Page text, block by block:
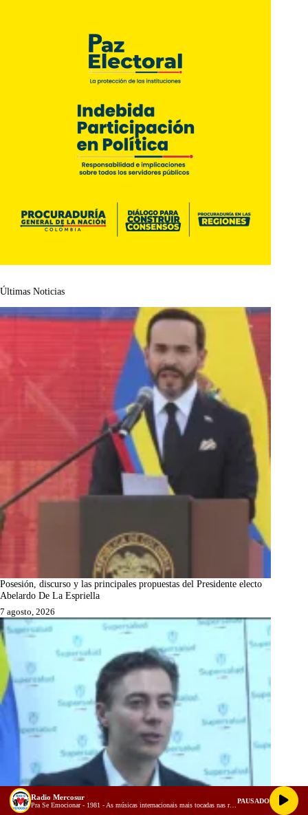
Últimas Noticias
Posesión, discurso y las principales propuestas del Presidente electo
Abelardo De La Espriella
7 agosto, 2026
Radio Mercosur
Pra Se Emocionar - 1981 - As músicas internacionais mais tocadas nas rádios do Brasil
PAUSADO